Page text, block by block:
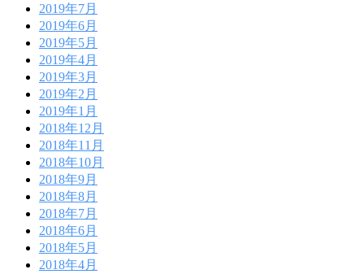
2019年7月
2019年6月
2019年5月
2019年4月
2019年3月
2019年2月
2019年1月
2018年12月
2018年11月
2018年10月
2018年9月
2018年8月
2018年7月
2018年6月
2018年5月
2018年4月